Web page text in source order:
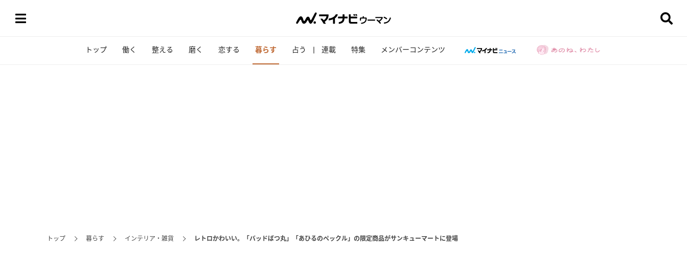
トップ 働く 整える 磨く 恋する 暮らす 占う 連載 特集 メンバーコンテンツ
トップ 暮らす インテリア・雑貨 レトロかわいい。「バッドばつ丸」「あひるのペックル」の限定商品がサンキューマートに登場